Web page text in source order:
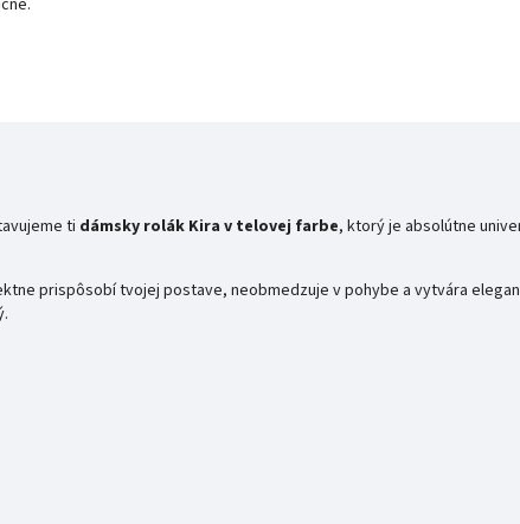
ti dámsky rolák Kira v telovej farbe, ktorý je absolútne
prispôsobí tvojej postave, neobmedzuje v pohybe a vytvára